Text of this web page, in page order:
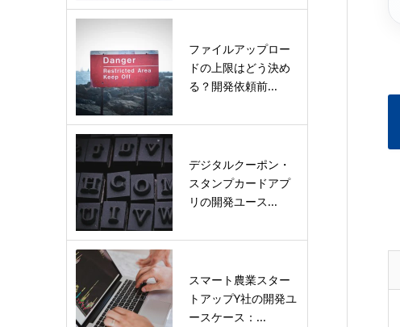
ファイルアップロー
ドの上限はどう決め
る？開発依頼前...
デジタルクーポン・
スタンプカードアプ
リの開発ユース...
スマート農業スター
トアップY社の開発ユ
ースケース：...